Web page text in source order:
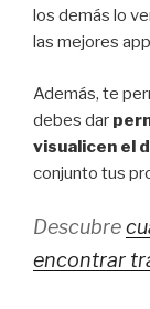
los demás lo
las mejores
Además, te
debes dar
visualicen el
conjunto tus
Descubre
encontrar